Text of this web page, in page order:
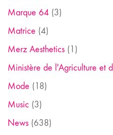
Marque 64 (3)
Matrice (4)
Merz Aesthetics (1)
Ministère de l'Agriculture et
Mode (18)
Music (3)
News (638)